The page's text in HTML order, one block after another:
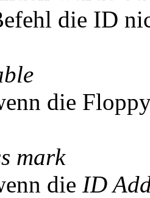
die ID
die
mark
die ID